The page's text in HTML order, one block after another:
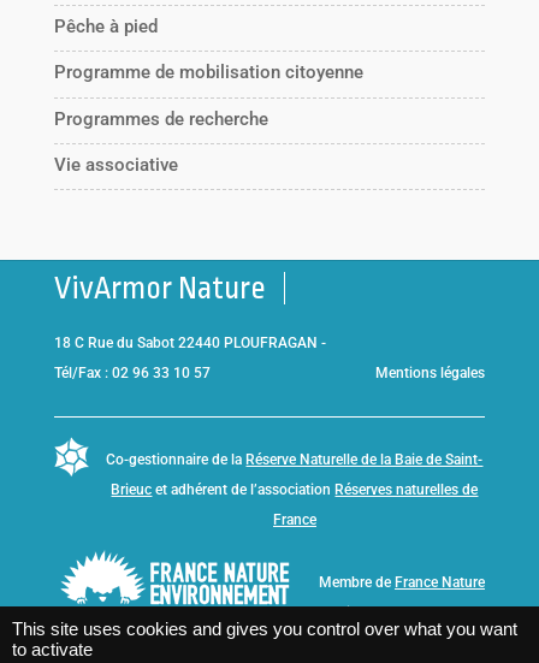
Pêche à pied
Programme de mobilisation citoyenne
Programmes de recherche
Vie associative
VivArmor Nature
18 C Rue du Sabot 22440 PLOUFRAGAN -
Tél/Fax : 02 96 33 10 57
Mentions légales
Co-gestionnaire de la Réserve Naturelle de la Baie de Saint-
Brieuc et adhérent de l’association Réserves naturelles de
France
Membre de France Nature
This site uses cookies and gives you control over what you want
to activate